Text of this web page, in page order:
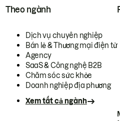
Theo ngành
Dịch vụ chuyên nghiệp
Bán lẻ & Thương mại điện tử
Agency
SaaS & Công nghệ B2B
Chăm sóc sức khỏe
Doanh nghiệp địa phương
Xem tất cả ngành